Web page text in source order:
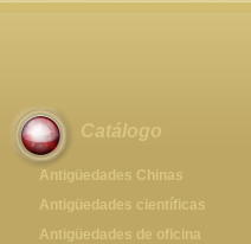
Catálogo
Antigüedades Chinas
Antigüedades Chinas
Antigüedades científicas
Antigüedades científicas
Antigüedades de oficina